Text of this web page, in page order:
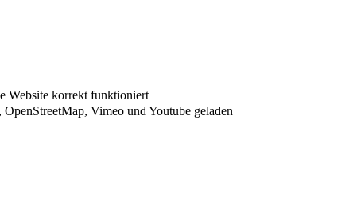
Website korrekt funktioniert
Vimeo und Youtube geladen